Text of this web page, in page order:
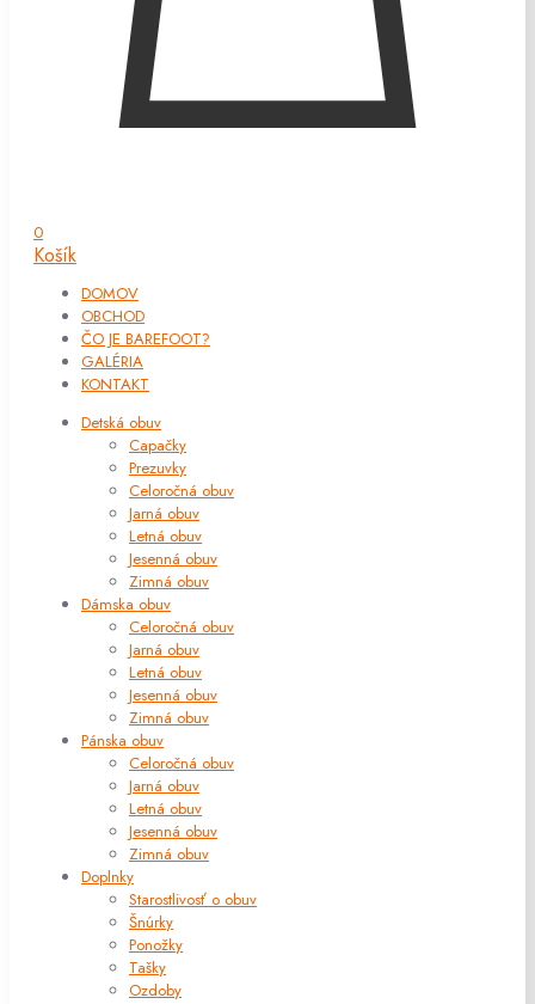
0
Košík
DOMOV
OBCHOD
ČO JE BAREFOOT?
GALÉRIA
KONTAKT
Detská obuv
Capačky
Prezuvky
Celoročná obuv
Jarná obuv
Letná obuv
Jesenná obuv
Zimná obuv
Dámska obuv
Celoročná obuv
Jarná obuv
Letná obuv
Jesenná obuv
Zimná obuv
Pánska obuv
Celoročná obuv
Jarná obuv
Letná obuv
Jesenná obuv
Zimná obuv
Doplnky
Starostlivosť o obuv
Šnúrky
Ponožky
Tašky
Ozdoby